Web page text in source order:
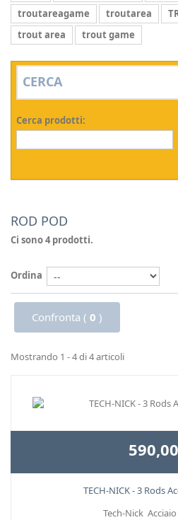
troutareagame troutarea
trout area
trout game
CERCA
Cerca prodotti:
ROD POD
Ci sono 4 prodotti.
Ordina
Confronta ( 0 )
Mostrando 1 - 4 di 4 articoli
TECH-NICK - 3 Rods
Tech-Nick